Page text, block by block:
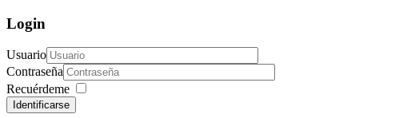
Login
Usuario
Contraseña
Recuérdeme
Identificarse